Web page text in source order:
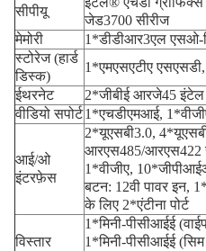
सीपीयू
जेड3700 सीरीज
मेमोरी
1*डीडीआर3एल एसओ-
स्टोरेज (हार्ड
डिस्क)
1*एमएसएटीए
ईथरनेट
2*जीबीई आरजे45
वीडियो सपोर्ट1*एचडीएमआई,
आई/ओ
इंटरफ़ेस
2*यूएसबी3.0,
आरएस485/आरएस422
1*वीजीए,
बटन: 12वी पावर इन,
के लिए 2*एंटीना पोर्ट
विस्तार
1*मिनी-पीसीआईई
1*मिनी-पीसीआईई